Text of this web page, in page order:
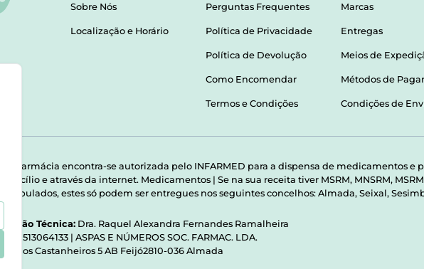
Sobre Nós
Localização e Horário
Perguntas Frequentes
Política de Privacidade
Política de Devolução
Como Encomendar
Termos e Condições
Marcas
Entregas
Meios de
Métodos de
Condições de
Esta farmácia encontra-se autorizada pelo INFARMED para a dispensa de medicamentos e
domicílio e através da internet. Medicamentos | Se na sua receita tiver MSRM, MNSRM,
Manipulados, estes só podem ser entregues nos seguintes concelhos: Almada, Seixal,
Direção Técnica: Dra. Raquel Alexandra Fernandes Ramalheira
513064133 | ASPAS E NÚMEROS SOC. FARMAC. LDA.
Rua dos Castanheiros 5 AB Feijó2810-036 Almada